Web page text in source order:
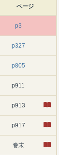
ページ
p3
p327
p805
p911
p913
p917
巻末